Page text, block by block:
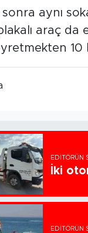
sonra aynı
araç
10
EDITÖRÜN
İki
EDITÖRÜN